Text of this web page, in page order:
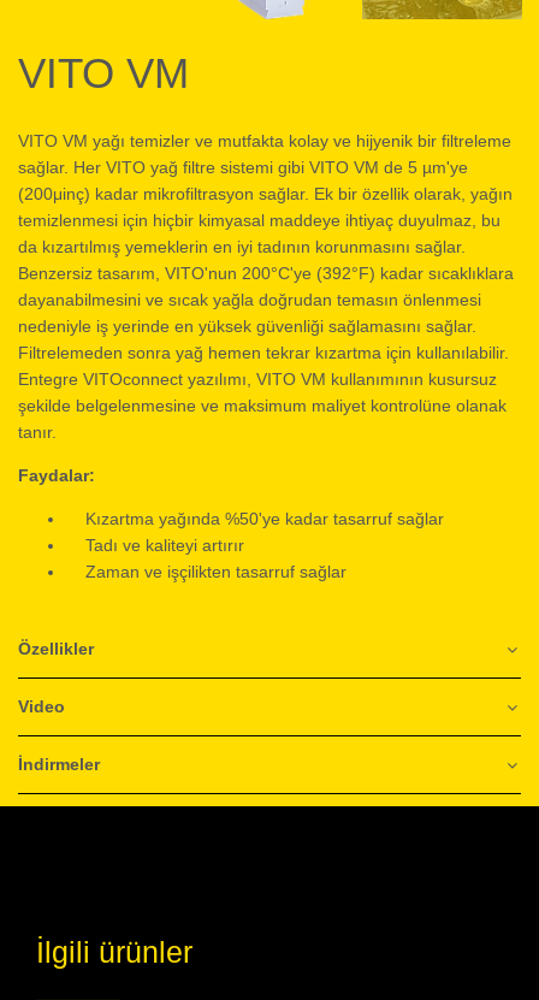
VITO VM
VITO VM yağı temizler ve mutfakta kolay ve hijyenik bir filtreleme
sağlar. Her VITO yağ filtre sistemi gibi VITO VM de 5 µm'ye
(200μinç) kadar mikrofiltrasyon sağlar. Ek bir özellik olarak, yağın
temizlenmesi için hiçbir kimyasal maddeye ihtiyaç duyulmaz, bu
da kızartılmış yemeklerin en iyi tadının korunmasını sağlar.
Benzersiz tasarım, VITO'nun 200°C'ye (392°F) kadar sıcaklıklara
dayanabilmesini ve sıcak yağla doğrudan temasın önlenmesi
nedeniyle iş yerinde en yüksek güvenliği sağlamasını sağlar.
Filtrelemeden sonra yağ hemen tekrar kızartma için kullanılabilir.
Entegre VITOconnect yazılımı, VITO VM kullanımının kusursuz
şekilde belgelenmesine ve maksimum maliyet kontrolüne olanak
tanır.
Faydalar:
Kızartma yağında %50'ye kadar tasarruf sağlar
Tadı ve kaliteyi artırır
Zaman ve işçilikten tasarruf sağlar
Özellikler
Video
İndirmeler
İlgili ürünler